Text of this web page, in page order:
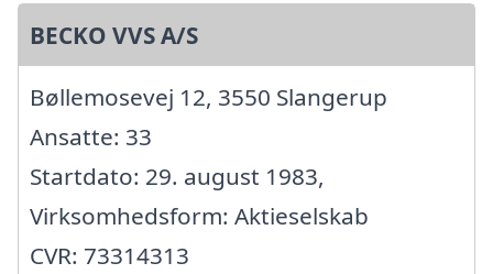
BECKO VVS A/S
Bøllemosevej 12, 3550 Slangerup
Ansatte: 33
Startdato: 29. august 1983,
Virksomhedsform: Aktieselskab
CVR: 73314313